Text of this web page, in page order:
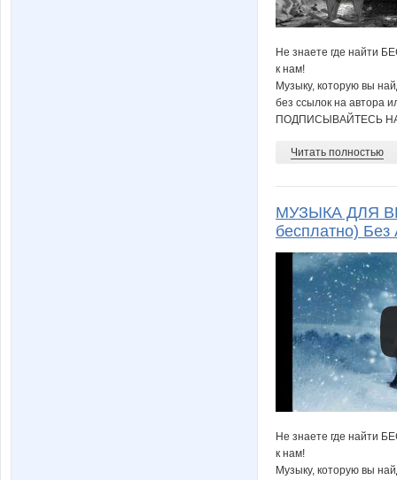
Не знаете где найти
к нам!
Музыку, которую вы
без ссылок на автора
ПОДПИСЫВАЙТЕСЬ
Читать полностью
МУЗЫКА ДЛЯ
бесплатно)
Не знаете где найти
к нам!
Музыку, которую вы